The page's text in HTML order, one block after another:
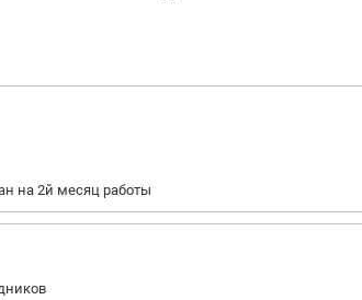
на 2й месяц работы